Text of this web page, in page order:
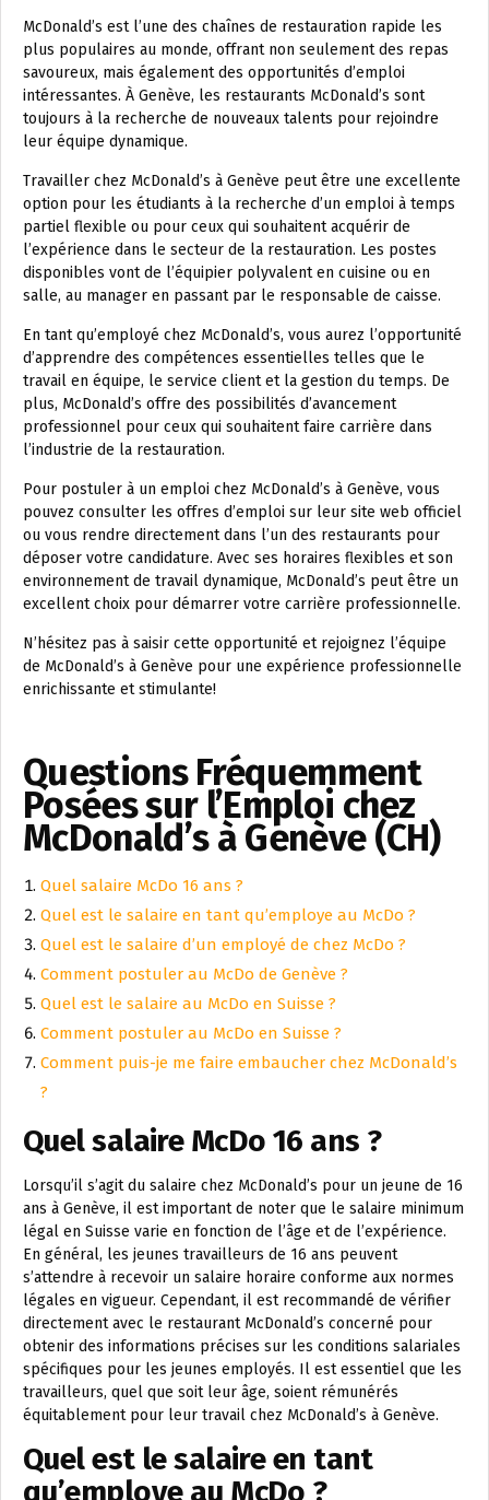
McDonald’s est l’une des chaînes de restauration rapide les
plus populaires au monde, offrant non seulement des repas
savoureux, mais également des opportunités d’emploi
intéressantes. À Genève, les restaurants McDonald’s sont
toujours à la recherche de nouveaux talents pour rejoindre
leur équipe dynamique.
Travailler chez McDonald’s à Genève peut être une excellente
option pour les étudiants à la recherche d’un emploi à temps
partiel flexible ou pour ceux qui souhaitent acquérir de
l’expérience dans le secteur de la restauration. Les postes
disponibles vont de l’équipier polyvalent en cuisine ou en
salle, au manager en passant par le responsable de caisse.
En tant qu’employé chez McDonald’s, vous aurez l’opportunité
d’apprendre des compétences essentielles telles que le
travail en équipe, le service client et la gestion du temps. De
plus, McDonald’s offre des possibilités d’avancement
professionnel pour ceux qui souhaitent faire carrière dans
l’industrie de la restauration.
Pour postuler à un emploi chez McDonald’s à Genève, vous
pouvez consulter les offres d’emploi sur leur site web officiel
ou vous rendre directement dans l’un des restaurants pour
déposer votre candidature. Avec ses horaires flexibles et son
environnement de travail dynamique, McDonald’s peut être un
excellent choix pour démarrer votre carrière professionnelle.
N’hésitez pas à saisir cette opportunité et rejoignez l’équipe
de McDonald’s à Genève pour une expérience professionnelle
enrichissante et stimulante!
Questions Fréquemment
Posées sur l’Emploi chez
McDonald’s à Genève (CH)
Quel salaire McDo 16 ans ?
Quel est le salaire en tant qu’employe au McDo ?
Quel est le salaire d’un employé de chez McDo ?
Comment postuler au McDo de Genève ?
Quel est le salaire au McDo en Suisse ?
Comment postuler au McDo en Suisse ?
Comment puis-je me faire embaucher chez McDonald’s
?
Quel salaire McDo 16 ans ?
Lorsqu’il s’agit du salaire chez McDonald’s pour un jeune de 16
ans à Genève, il est important de noter que le salaire minimum
légal en Suisse varie en fonction de l’âge et de l’expérience.
En général, les jeunes travailleurs de 16 ans peuvent
s’attendre à recevoir un salaire horaire conforme aux normes
légales en vigueur. Cependant, il est recommandé de vérifier
directement avec le restaurant McDonald’s concerné pour
obtenir des informations précises sur les conditions salariales
spécifiques pour les jeunes employés. Il est essentiel que les
travailleurs, quel que soit leur âge, soient rémunérés
équitablement pour leur travail chez McDonald’s à Genève.
Quel est le salaire en tant
qu’employe au McDo ?